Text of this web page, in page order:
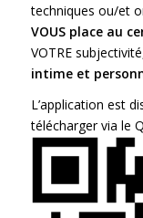
techniques ou/et
VOUS place au
VOTRE
intime et
L’application est
télécharger via le